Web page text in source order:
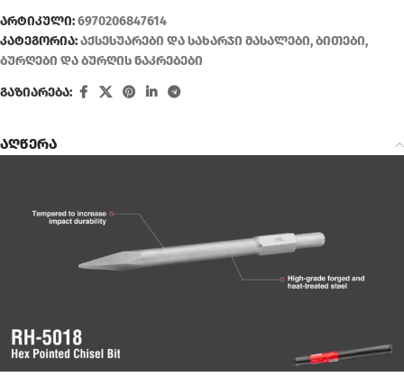
არტიკული:6970206847614
კატეგორია:აქსესუარები და სახარჯი მასალები,ბითები,
ბურღები და ბურღის ნაკრებები
გაზიარება:
აღწერა